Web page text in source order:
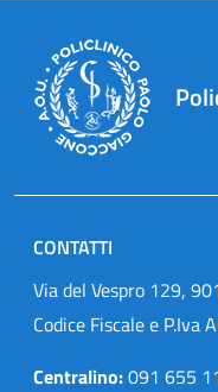
CONTATTI
Via del Vespro 129,
Codice Fiscale e P.Iva
Centralino:091 655